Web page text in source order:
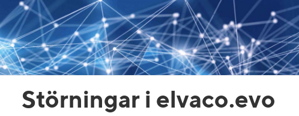
Störningar i elvaco.evo